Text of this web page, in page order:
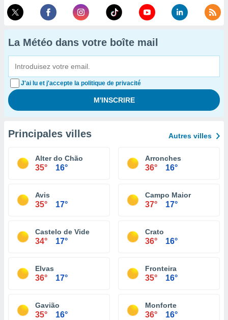
La Météo dans votre boîte mail
J'ai lu et j'accepte la politique de privacité
Principales villes Autres villes
Alter do Chão
35° 16°
Arronches
36° 16°
Avis
35° 17°
Campo Maior
37° 17°
Castelo de Vide
34° 17°
Crato
36° 16°
Elvas
36° 17°
Fronteira
35° 16°
Gavião
35° 16°
Monforte
36° 16°